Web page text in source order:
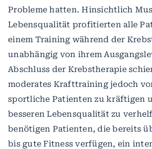
Probleme hatten. Hinsichtlich
Lebensqualität profitierten alle
einem Training während der
unabhängig von ihrem
Abschluss der Krebstherapie
moderates Krafttraining jedoch
sportliche Patienten zu kräftigen
besseren Lebensqualität zu
benötigen Patienten, die bereits
bis gute Fitness verfügen, ein